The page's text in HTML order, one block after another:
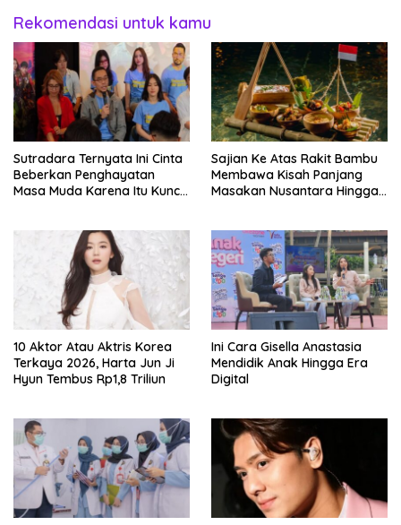
Rekomendasi untuk kamu
Sutradara Ternyata Ini Cinta
Beberkan Penghayatan
Masa Muda Karena Itu Kunci
Sajian Ke Atas Rakit Bambu
Membawa Kisah Panjang
Masakan Nusantara Hingga
10 Aktor Atau Aktris Korea
Terkaya 2026, Harta Jun Ji
Hyun Tembus Rp1,8 Triliun
Ini Cara Gisella Anastasia
Mendidik Anak Hingga Era
Digital